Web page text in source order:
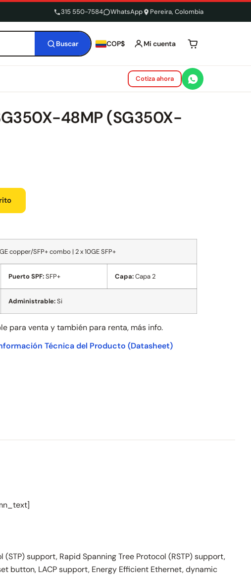
315 550-7584 WhatsApp Pereira, Colombia
Buscar COP$ Mi cuenta Tu carrito está
Cotiza ahora
48MP (SG350X-
copper/SFP+ combo | 2 x 10GE SFP+
Puerto SPF:SFP+ Capa:Capa 2
Administrable:Si
para venta y también para renta, más info.
Técnica del Producto(Datasheet)
support, Rapid Spanning Tree Protocol (RSTP) support,
button, LACP support, Energy Efficient Ethernet, dynamic